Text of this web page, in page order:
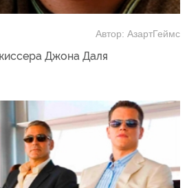
Автор: АзартГеймс
Джона Даля